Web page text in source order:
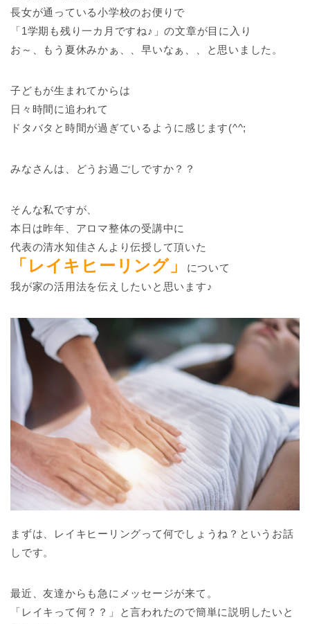
長女が通っている小学校のお便りで
「1学期も残り一カ月ですね♪」の文章が目に入り
お～、もう夏休みかぁ、、早いなぁ、、と思いました。
子どもが生まれてからは
日々時間に追われて
ドタバタと時間が過ぎているように感じます(^^;
みなさんは、どうお過ごしですか？？
そんな私ですが、
本日は昨年、アロマ整体の受講中に
代表の清水知佳さんより伝授して頂いた
「レイキヒーリング」
について
我が家の活用法を伝えしたいと思います♪
まずは、レイキヒーリングって何でしょうね？というお話
しです。
最近、友達からも急にメッセージが来て。
「レイキって何？？」と言われたので簡単に説明したいと